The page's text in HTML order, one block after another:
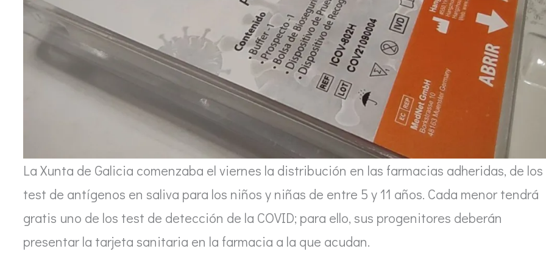
La Xunta de Galicia comenzaba el viernes la distribución en las farmacias adheridas, de los
test de antígenos en saliva para los niños y niñas de entre 5 y 11 años. Cada menor tendrá
gratis uno de los test de detección de la COVID; para ello, sus progenitores deberán
presentar la tarjeta sanitaria en la farmacia a la que acudan.